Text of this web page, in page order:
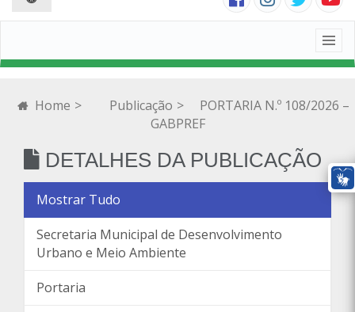
Home > Publicação >
PORTARIA N.º 108/2026 –
GABPREF
DETALHES DA PUBLICAÇÃO
Mostrar Tudo
Secretaria Municipal de Desenvolvimento
Urbano e Meio Ambiente
Portaria